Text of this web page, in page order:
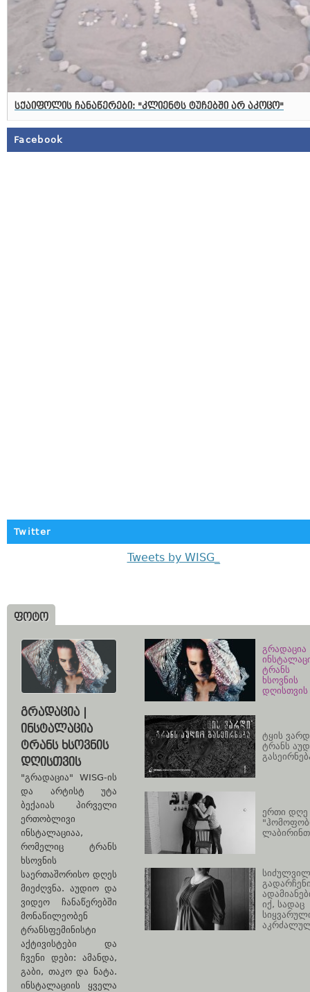
სქაიფოლის ჩანაწერები: "კლიენტს ტუჩებში არ აკოცო"
Facebook
Twitter
Tweets by WISG_
ᲤᲝᲢᲝ
ᲒᲠᲐᲓᲐᲪᲘᲐ |
ᲘᲜᲡᲢᲐᲚᲐᲪᲘᲐ
ᲢᲠᲐᲜᲡ ᲮᲡᲝᲕᲜᲘᲡ
ᲓᲦᲘᲡᲗᲕᲘᲡ
"გრადაცია" WISG-ის
და არტისტ უტა
ბექაიას პირველი
ერთობლივი
ინსტალაციაა,
რომელიც ტრანს
ხსოვნის
საერთაშორისო დღეს
მიეძღვნა. აუდიო და
ვიდეო ჩანაწერებში
მონაწილეობენ
ტრანსფემინისტი
აქტივისტები და
ჩვენი დები: ამანდა,
გაბი, თაკო და ნატა.
ინსტალაციის ყველა
გრადაცია
ტრანს
ხსოვნის
დღისთვის
ტყის
ტრანს
ერთი დღე
იქ, სადაც